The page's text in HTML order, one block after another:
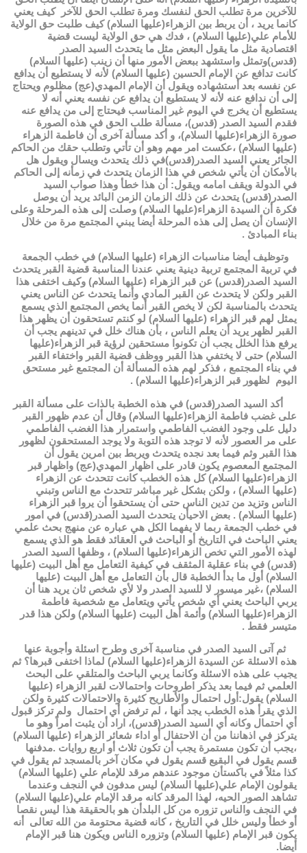
للآخرين مرة تطلب الحق لنفسك ومرة تطلب الحق للآخر كيف يعني
كانما يريد ، أن يربط بين الزهراء(عليها السلام) كيف طلبت حق الولاية
للأمام علي(عليها السلام) ، فدك هي حق الولاية ليست قضية
اقتصادية مثل ما يقول البعض مثل ما يتحدث السيد الصدر
(قدس)وتمثل واستشهد ببعض الأمور منها أن زينب (عليها السلام)
كانت تدافع عن الإمام الحسين (عليها السلام) لأنه لا يستطيع أن يدافع
عن نفسه بعد أستشهاده ويقول أن الإمام المهدي(عج) مظلوم ويحتاج
إلى أن ندافع عنه لأنه لا يستطيع أن يدافع عن نفسه يعني أنه لا
يستطيع أن يخرج في اليوم غير المناسب فيحتاج إلى من يدافع عنه
فقدم السيد الصدر (قدس)، مسألة طلب الحق في هذه الصورة
صورة الزهراء(عليها السلام)، و أكد مسألة آخرى أن فاطمة الزهراء
(عليها السلام) ،عكست امر مهم وهو أن تأتي وتطلب حقك من الحاكم
الجائر يعني السيد الصدر(قدس)في ذلك يتحدث ويسال ويقول هل
بالأمكان أن يأتي شخص في هذا الزمان يتحدث في زمأنه إلى الحاكم
في الدولة ويقف امامه ويقول: أن هذا خطأ وهذا صواب السيد
الصدر(قدس) يتحدث عن ذلك الزمان الزمن البائد يريد أن يوصل
فكرة أن السيدة الزهراء(عليها السلام) وصلت إلى هذه المرحلة وعلى
الإنسان أن يصل إلى هذه المرحلة أيضا يبني المجتمع مرة من خلال
بناء المبادئ .
وتوظيف أيضا مناسبات الزهراء (عليها السلام) في خطب الجمعة
في تربية المجتمع تربية دينية يعني عندنا المناسبة قضية القبر يتحدث
السيد الصدر(قدس) عن قبر الزهراء (عليها السلام) وكيف اختفى هذا
القبر ولكن لا يتحدث عن القبر المادي وأنما يتحدث عن الناس يعني
يتحدث بالمناسبة لكن لا يخص القبر أنما يخص المجتمع الذي يسمع
يمثل لهم قبر الزهراء (عليها السلام) لو كنتم تستحقون أن يظهر هذا
القبر لظهر يريد أن يعلم الناس ، بأن هناك خلل في تدينهم يجب أن
يرفع هذا الخلل يجب أن تكونوا مستحقين لرؤية قبر الزهراء(عليها
السلام) حتى لا يختفي هذا القبر ووظف قضية القبر واختفاء القبر
في بناء المجتمع ، فذكر لهم هذه المسألة أن المجتمع غير مستحق
اليوم لظهور قبر الزهراء(عليها السلام) .
أكد السيد الصدر(قدس) في هذه الخطبة بالذات على مسألة القبر
على غضب فاطمة الزهراء(عليها السلام) وقال أن عدم ظهور القبر
دليل على وجود الغضب الفاطمي واستمرار هذا الغضب الفاطمي
على مر العصور لأنه لا توجد هذه التوبة ولا يوجد المستحقون لظهور
هذا القبر وثم فيما بعد نجده يتحدث ويربط بين امرين يقول أن
المجتمع المعصوم يكون قادر على اظهار المهدي(عج) واظهار قبر
الزهراء(عليها السلام) كل هذه الخطب كانت تتحدث عن الزهراء
(عليها السلام) ، ولكن بشكل غير مباشر تتحدث مع الناس وتبني
الناس وتزيد من تدين الناس حتى أن يستحقوا أن يروا قبر الزهراء
(عليها السلام) . بعض الاحيأن يتحدث السيد الصدر(قدس) في امور
في خطب الجمعة ربما لا يفهما الكل هي عباره عن منهج بحث علمي
يعني الباحث في التاريخ أو الباحث في العقائد فقط هو الذي يسمع
لهذه الأمور التي تخص الزهراء(عليها السلام) ، وظفها السيد الصدر
(قدس) في بناء عقلية المثقف في كيفية التعامل مع أهل البيت (عليها
السلام) أول ما بدأ الخطبة قال بأن التعامل مع أهل البيت (عليها
السلام) ،غير ميسور لا للسيد الصدر ولا لأي شخص ثان يريد هنا أن
يربي الباحث يعني أي شخص يأتي ويتعامل مع شخصية فاطمة
الزهراء(عليها السلام) وأئمة أهل البيت (عليها السلام) ولكن هذا قدر
متيسر فقط .
ثم آتى السيد الصدر في مناسبة آخرى وطرح اسئلة وأجوبة عنها
هذه الاسئلة عن السيدة الزهراء(عليها السلام) لماذا اختفى قبرها؟ ثم
يجيب على هذه الاسئلة وكانما يربي الباحث والمتلقي على البحث
العلمي ثم فيما بعد يذكر اطروحات واحتمالات لقبر الزهراء (عليها
السلام) يقول:أول احتمال والأطاريح كثيرة والاحتمالات كثيرة ولكن
الذي يقرأ هذه الخطب يجد أنها ، لم ترفض أي احتمال ولم تركز قبول
أي احتمال وكانه أي السيد الصدر(قدس)، اراد أن يثبت امراً وهو ما
يتركز في اذهاننا من أن الاحتفال أو اداء شعائر الزهراء (عليها السلام)
،يجب أن تكون مستمرة يجب أن تكون ثلاث أو اربع روايات .مدفنها
قسم يقول في البقيع قسم يقول في مكان آخر بالمسجد ثم يقول في
كذا مثلاً في باكستأن موجود عندهم مرقد للإمام علي (عليها السلام)
يقولون الإمام علي(عليها السلام) ليس مدفون في النجف وعندما
تشاهد الصور الحيه، لهذا المرقد كانه مرقد الإمام علي(عليها السلام)
في النجف والناس تزوره من كل البلدأن هو بالحقيقة هذا ليس نقصا
أو خطأ وليس خلل في التاريخ ، كانه قضية محتومة من الله تعالى أنه
يكون قبر الإمام (عليها السلام) وتزوره الناس ويكون هنا قبر الإمام
أيضا.